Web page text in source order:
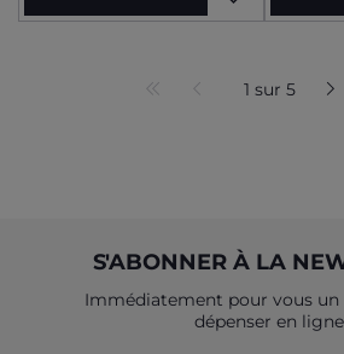
1 sur 5
S'ABONNER À LA
Immédiatement pour vous un
dépenser en